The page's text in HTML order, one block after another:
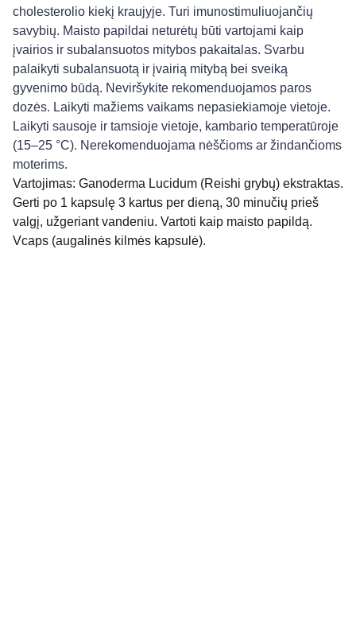
cholesterolio kiekį kraujyje. Turi imunostimuliuojančių
savybių. Maisto papildai neturėtų būti vartojami kaip
įvairios ir subalansuotos mitybos pakaitalas. Svarbu
palaikyti subalansuotą ir įvairią mitybą bei sveiką
gyvenimo būdą. Neviršykite rekomenduojamos paros
dozės. Laikyti mažiems vaikams nepasiekiamoje vietoje.
Laikyti sausoje ir tamsioje vietoje, kambario temperatūroje
(15–25 °C). Nerekomenduojama nėščioms ar žindančioms
moterims.
Vartojimas: Ganoderma Lucidum (Reishi grybų) ekstraktas.
Gerti po 1 kapsulę 3 kartus per dieną, 30 minučių prieš
valgį, užgeriant vandeniu. Vartoti kaip maisto papildą.
Vcaps (augalinės kilmės kapsulė).